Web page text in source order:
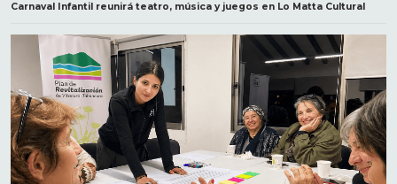
Carnaval Infantil reunirá teatro, música y juegos en Lo Matta Cultural